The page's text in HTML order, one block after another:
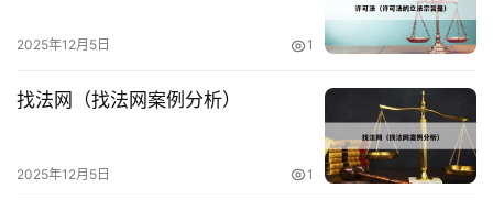
2025年12月5日 1
找法网（找法网案例分析）
2025年12月5日 1